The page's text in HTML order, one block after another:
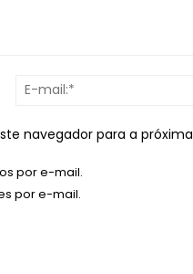
Nome:*
navegador para a
por e-mail.
por e-mail.